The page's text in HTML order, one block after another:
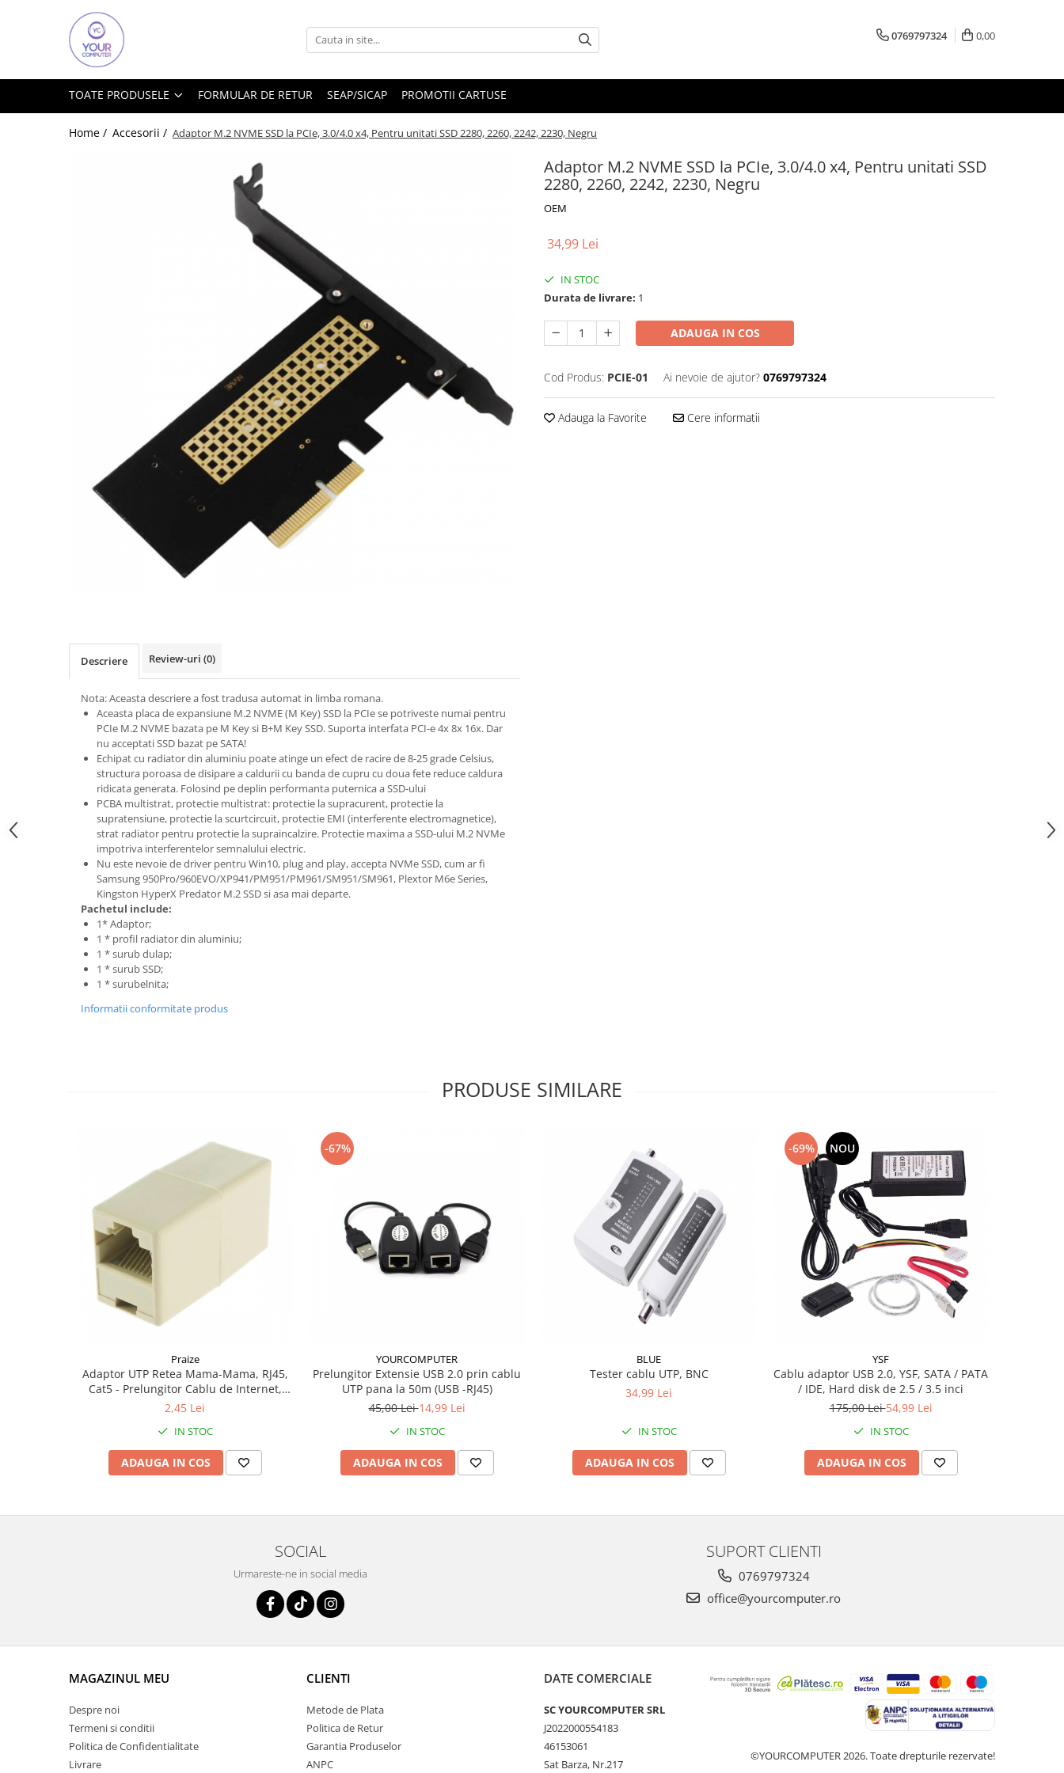
Toate Produsele
Accesorii IT
Hard Disk-uri externe
Laptopuri / Notebook-uri
Alimentatoare Laptopuri
Componente Laptop
Laptop / Notebook NOI
Laptop / Notebook REFURBISHED
Docking Station / Hub-uri
Docking Station
Imprimante si multifunctionale
Cartuse Imprimante & Copiatoare
Imprimante & multifunctionale
Unitati Imagine/Drum-uri
Supraveghere video
0769797324 0,00
TOATE PRODUSELE FORMULAR DE RETUR SEAP/SICAP PROMOTII CARTUSE
Home / Accesorii / Adaptor M.2 NVME SSD la PCIe, 3.0/4.0 x4, Pentru unitati SSD 2280, 2260, 2242, 2230, Negru
Adaptor M.2 NVME SSD la PCIe, 3.0/4.0 x4, Pentru unitati SSD
2280, 2260, 2242, 2230, Negru
OEM
34,99 Lei
IN STOC
Durata de livrare: 1
ADAUGA IN COS
Cod Produs: PCIE-01 Ai nevoie de ajutor? 0769797324
Adauga la Favorite Cere informatii
Descriere Review-uri (0)
Nota: Aceasta descriere a fost tradusa automat in limba romana.
Aceasta placa de expansiune M.2 NVME (M Key) SSD la PCIe se potriveste numai pentru
PCIe M.2 NVME bazata pe M Key si B+M Key SSD. Suporta interfata PCI-e 4x 8x 16x. Dar
nu acceptati SSD bazat pe SATA!
Echipat cu radiator din aluminiu poate atinge un efect de racire de 8-25 grade Celsius,
structura poroasa de disipare a caldurii cu banda de cupru cu doua fete reduce caldura
ridicata generata. Folosind pe deplin performanta puternica a SSD-ului
PCBA multistrat, protectie multistrat: protectie la supracurent, protectie la
supratensiune, protectie la scurtcircuit, protectie EMI (interferente electromagnetice),
strat radiator pentru protectie la supraincalzire. Protectie maxima a SSD-ului M.2 NVMe
impotriva interferentelor semnalului electric.
Nu este nevoie de driver pentru Win10, plug and play, accepta NVMe SSD, cum ar fi
Samsung 950Pro/960EVO/XP941/PM951/PM961/SM951/SM961, Plextor M6e Series,
Kingston HyperX Predator M.2 SSD si asa mai departe.
Pachetul include:
1* Adaptor;
1 * profil radiator din aluminiu;
1 * surub dulap;
1 * surub SSD;
1 * surubelnita;
Informatii conformitate produs
PRODUSE SIMILARE
Praize
Adaptor UTP Retea Mama-Mama, RJ45,
Cat5 - Prelungitor Cablu de Internet,
Ethernet 8P8C
2,45 Lei
IN STOC
ADAUGA IN COS
-67%
YOURCOMPUTER
Prelungitor Extensie USB 2.0 prin cablu
UTP pana la 50m (USB -RJ45)
45,00 Lei14,99 Lei
IN STOC
ADAUGA IN COS
BLUE
Tester cablu UTP, BNC
34,99 Lei
IN STOC
ADAUGA IN COS
-69% NOU
YSF
Cablu adaptor USB 2.0, YSF, SATA / PATA
/ IDE, Hard disk de 2.5 / 3.5 inci
175,00 Lei54,99 Lei
IN STOC
ADAUGA IN COS
SOCIAL
Urmareste-ne in social media
SUPORT CLIENTI
0769797324
office@yourcomputer.ro
MAGAZINUL MEU
Despre noi
Termeni si conditii
Politica de Confidentialitate
Livrare
CLIENTI
Metode de Plata
Politica de Retur
Garantia Produselor
ANPC
DATE COMERCIALE
SC YOURCOMPUTER SRL
J2022000554183
46153061
Sat Barza, Nr.217
©YOURCOMPUTER 2026. Toate drepturile rezervate!